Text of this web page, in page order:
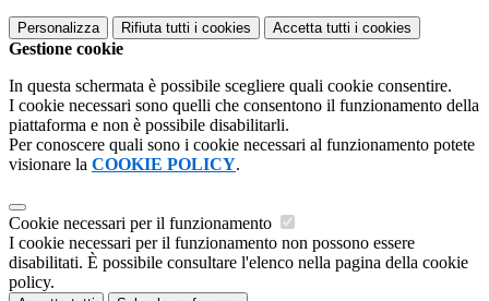
Personalizza Rifiuta tutti i cookies Accetta tutti i cookies
Gestione cookie
In questa schermata è possibile scegliere quali cookie consentire.
I cookie necessari sono quelli che consentono il funzionamento della
piattaforma e non è possibile disabilitarli.
Per conoscere quali sono i cookie necessari al funzionamento potete
visionare la COOKIE POLICY.
Cookie necessari per il funzionamento
I cookie necessari per il funzionamento non possono essere
disabilitati. È possibile consultare l'elenco nella pagina della cookie
policy.